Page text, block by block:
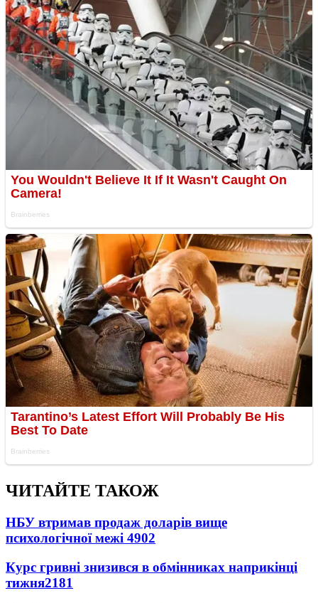
ЧИТАЙТЕ ТАКОЖ
НБУ втримав продаж доларів вище
психологічної межі 4902
Курс гривні знизився в обмінниках наприкінці
тижня2181